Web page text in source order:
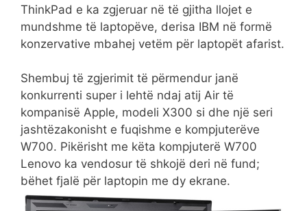
ThinkPad e ka zgjeruar në të gjitha llojet e
mundshme të laptopëve, derisa IBM në formë
konzervative mbahej vetëm për laptopët afarist.
Shembuj të zgjerimit të përmendur janë
konkurrenti super i lehtë ndaj atij Air të
kompanisë Apple, modeli X300 si dhe një seri
jashtëzakonisht e fuqishme e kompjuterëve
W700. Pikërisht me këta kompjuterë W700
Lenovo ka vendosur të shkojë deri në fund;
bëhet fjalë për laptopin me dy ekrane.